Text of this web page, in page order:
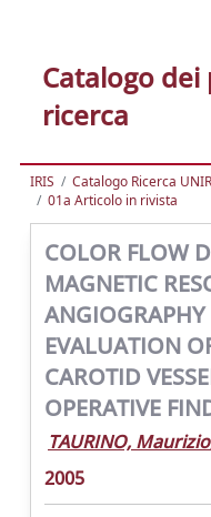
Catalogo
ricerca
IRIS Catalogo Ricerca
01a Articolo in rivista
COLOR FLOW
MAGNETIC
ANGIOGRAPHY
EVALUATION
CAROTID
OPERATIVE
TAURINO, Maurizio
2005